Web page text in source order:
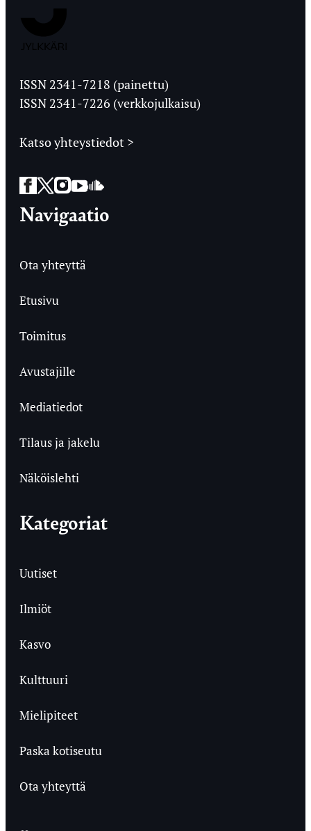
Ylioppilaslehti
ISSN 2341-7218 (painettu)
ISSN 2341-7226 (verkkojulkaisu)
Katso yhteystiedot >
Facebook
Twitter
Instagram
YouTube
SoundCloud
Navigaatio
Ota yhteyttä
Etusivu
Toimitus
Avustajille
Mediatiedot
Tilaus ja jakelu
Näköislehti
Kategoriat
Uutiset
Ilmiöt
Kasvo
Kulttuuri
Mielipiteet
Paska kotiseutu
Ota yhteyttä